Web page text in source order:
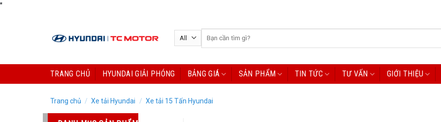
"Skip
Tìm
kiếm:
TRANG CHỦ HYUNDAI GIẢI PHÓNG BẢNG GIÁ SẢN PHẨM TIN TỨC TƯ VẤN GIỚI THIỆU
Trang chủ / Xe tải Hyundai / Xe tải 15 Tấn Hyundai